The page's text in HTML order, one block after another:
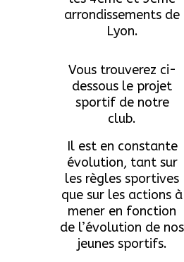
arrondissements de
Lyon.
Vous trouverez ci-
dessous le projet
sportif de notre
club.
Il est en constante
évolution, tant sur
les règles sportives
que sur les actions à
mener en fonction
de l’évolution de nos
jeunes sportifs.